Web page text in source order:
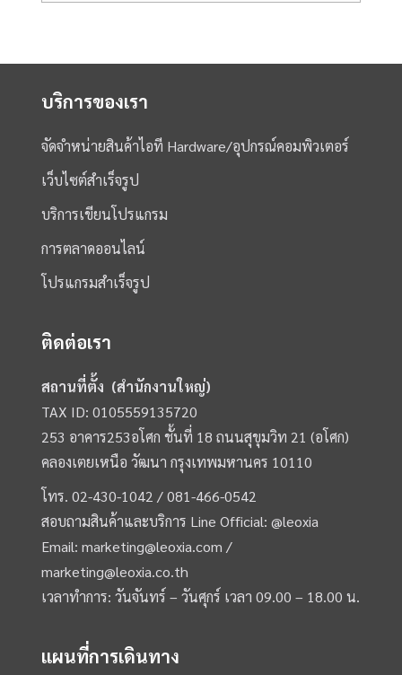
บริการของเรา
จัดจำหน่ายสินค้าไอที Hardware/อุปกรณ์คอมพิวเตอร์
เว็บไซต์สำเร็จรูป
บริการเขียนโปรแกรม
การตลาดออนไลน์
โปรแกรมสำเร็จรูป
ติดต่อเรา
สถานที่ตั้ง (สำนักงานใหญ่)
TAX ID: 0105559135720
253 อาคาร253อโศก ชั้นที่ 18 ถนนสุขุมวิท 21 (อโศก)
คลองเตยเหนือ วัฒนา กรุงเทพมหานคร 10110
โทร.02-430-1042 /081-466-0542
สอบถามสินค้าและบริการ Line Official:@leoxia
Email:marketing@leoxia.com /
marketing@leoxia.co.th
เวลาทำการ: วันจันทร์ – วันศุกร์ เวลา 09.00 – 18.00 น.
แผนที่การเดินทาง